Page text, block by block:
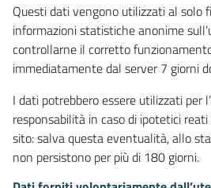
Questi dati vengono utilizzati al solo
informazioni statistiche anonime
controllarne il corretto
immediatamente dal server 7 giorni
I dati potrebbero essere utilizzati per
responsabilità in caso di ipotetici
sito: salva questa eventualità, allo
non persistono per più di 180 giorni.